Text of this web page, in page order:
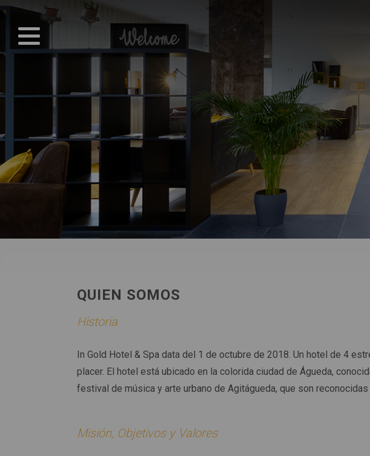
QUIEN SOMOS
Historia
In Gold Hotel & Spa data del 1 de octubre de 2018. Un hotel de 4
placer. El hotel está ubicado en la colorida ciudad de Águeda,
festival de música y arte urbano de Agitágueda, que son
Misión, Objetivos y Valores